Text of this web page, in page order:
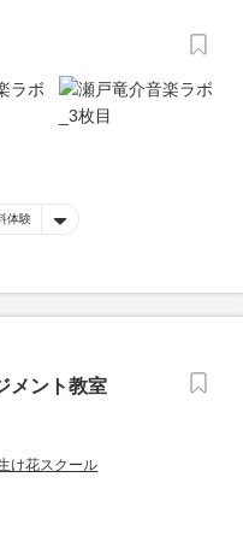
体験
メント教室
け花スクール